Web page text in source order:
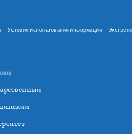
Условия использования информации